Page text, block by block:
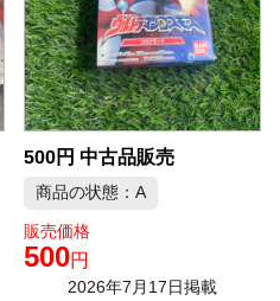
500円 中古品販売
商品の状態：A
販売価格
500円
2026年7月17日掲載